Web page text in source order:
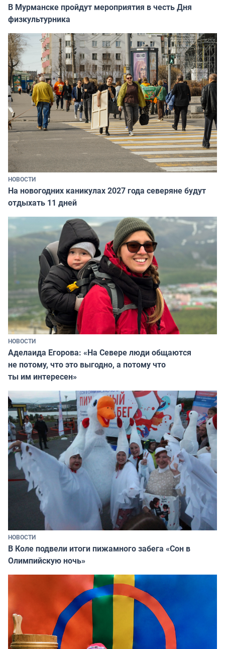
В Мурманске пройдут мероприятия в честь Дня
физкультурника
НОВОСТИ
На новогодних каникулах 2027 года северяне будут
отдыхать 11 дней
НОВОСТИ
Аделаида Егорова: «На Севере люди общаются
не потому, что это выгодно, а потому что
ты им интересен»
НОВОСТИ
В Коле подвели итоги пижамного забега «Сон в
Олимпийскую ночь»